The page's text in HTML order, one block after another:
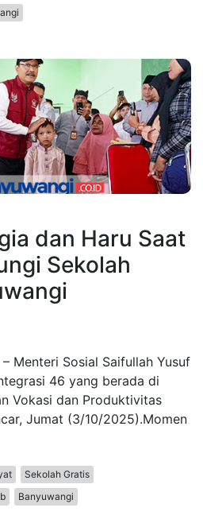
dan Haru Saat
Sekolah
Menteri Sosial Saifullah Yusuf
46 yang berada di
Vokasi dan Produktivitas
Jumat (3/10/2025).Momen
Sekolah Gratis
Banyuwangi